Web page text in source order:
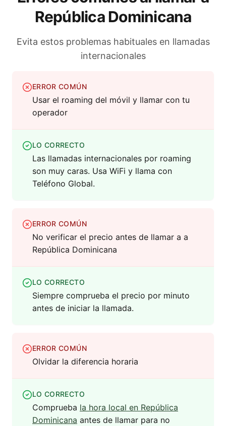
República Dominicana
Evita estos problemas habituales en llamadas
internacionales
ERROR COMÚN
Usar el roaming del móvil y llamar con tu
operador
LO CORRECTO
Las llamadas internacionales por roaming
son muy caras. Usa WiFi y llama con
Teléfono Global.
ERROR COMÚN
No verificar el precio antes de llamar a a
República Dominicana
LO CORRECTO
Siempre comprueba el precio por minuto
antes de iniciar la llamada.
ERROR COMÚN
Olvidar la diferencia horaria
LO CORRECTO
Comprueba la hora local en República
Dominicana antes de llamar para no